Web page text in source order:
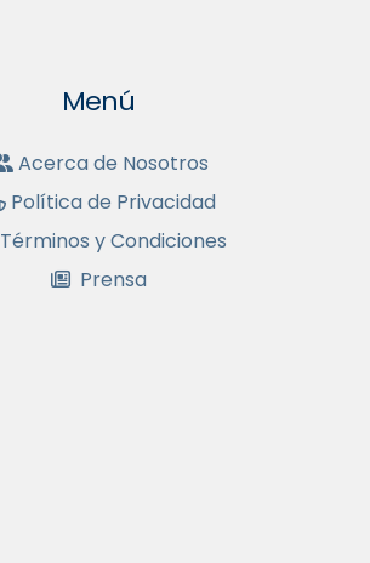
Menú
Acerca de Nosotros
Política de Privacidad
Términos y Condiciones
Prensa